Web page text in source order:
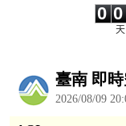
0 0
天